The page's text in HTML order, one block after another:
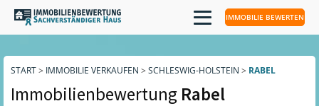
IMMOBILIE BEWERTEN
START> IMMOBILIE VERKAUFEN > SCHLESWIG-HOLSTEIN > RABEL
Immobilienbewertung Rabel